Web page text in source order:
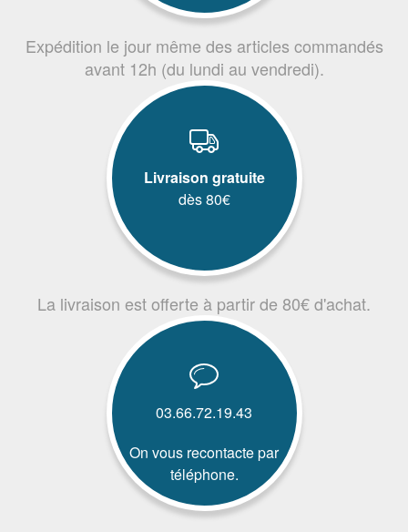
Expédition le jour même des articles commandés
avant 12h (du lundi au vendredi).
Livraison gratuite
dès 80€
La livraison est offerte à partir de 80€ d'achat.
03.66.72.19.43
On vous recontacte par
téléphone.